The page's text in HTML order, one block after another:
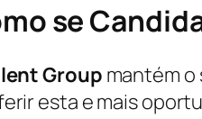
se
Group mantém
esta e mais